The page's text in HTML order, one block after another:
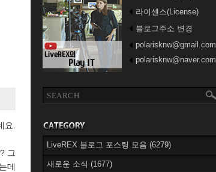
.
그
데
라이센스(License)
블로그주소 변경
polarisknw@gmail.com
polarisknw@naver.com
LiveREX 블로그 포스팅 모음 (6279)
새로운 소식 (1677)